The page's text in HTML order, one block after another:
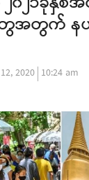
တွက် နယ်
2020 10:24 am